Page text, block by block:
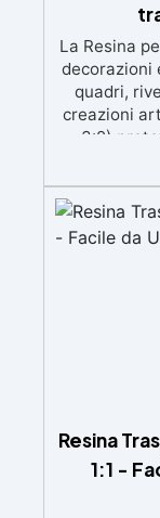
La Resina
decorazioni
quadri,
creazioni
3:2)
speciali
in 12-24h
Resina
1:1 -